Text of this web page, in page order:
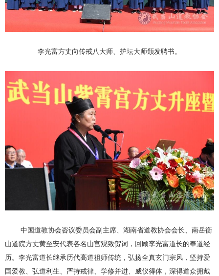
李光富方丈向传戒八大师、护坛大师颁发聘书。
中国道教协会咨议委员会副主席、湖南省道教协会会长、南岳衡
山道院方丈黄至安代表各名山宫观致贺词，回顾李光富道长的奉道经
历。李光富道长继承历代高道祖师传统，弘扬全真玄门宗风，坚持爱
国爱教、弘道利生、严持戒律、学修并进、威仪得体，深得道众拥戴